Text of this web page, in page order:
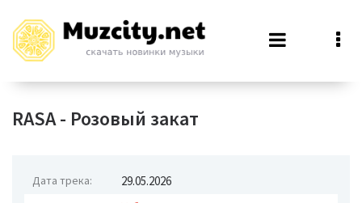
RASA - Розовый закат
Дата трека: 29.05.2026